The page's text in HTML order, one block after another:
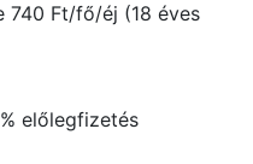
740 Ft/fő/éj (18 éves
előlegfizetés